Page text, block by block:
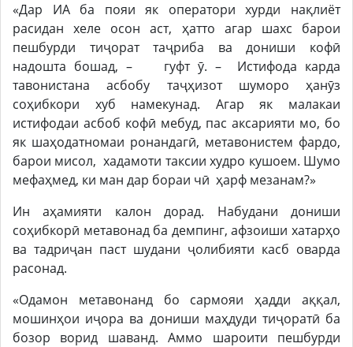
«Дар ИА ба пояи як оператори хурди нақлиёт
расидан хеле осон аст, ҳатто агар шахс барои
пешбурди тиҷорат таҷриба ва дониши кофӣ
надошта бошад, – гуфт ӯ. – Истифода карда
тавонистана асбобу таҷҳизот шуморо ҳанӯз
соҳибкори хуб намекунад. Агар як малакаи
истифодаи асбоб кофӣ мебуд, пас аксарияти мо, бо
як шаҳодатномаи ронандагӣ, метавонистем фардо,
барои мисол, хадамоти таксии худро кушоем. Шумо
мефаҳмед, ки ман дар бораи чӣ ҳарф мезанам?»
Ин аҳамияти калон дорад. Набудани дониши
соҳибкорӣ метавонад ба демпинг, афзоиши хатарҳо
ва тадриҷан паст шудани ҷолибияти касб оварда
расонад.
«Одамон метавонанд бо сармояи ҳадди аққал,
мошинҳои иҷора ва дониши маҳдуди тиҷоратӣ ба
бозор ворид шаванд. Аммо шароити пешбурди